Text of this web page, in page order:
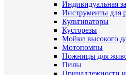
Индивидуальная
Инструменты для
Культиваторы
Кусторезы
Мойки высокого
Мотопомпы
Ножницы для
Пилы
Принадлежности и